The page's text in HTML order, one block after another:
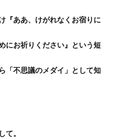
『ああ、けがれなくお宿りに
にお祈りください』という短
「不思議のメダイ」として知
て。